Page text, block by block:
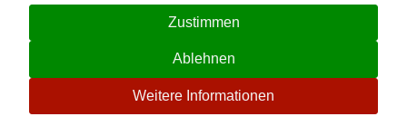
☉
Zustimmen
Ablehnen
Weitere Informationen